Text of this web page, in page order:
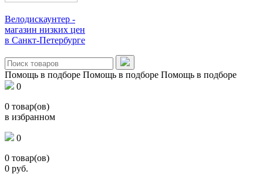
Велодискаунтер -
магазин низких цен
в Санкт-Петербурге
Помощь в подборе Помощь в подборе Помощь в подборе
0
0 товар(ов)
в избранном
0
0 товар(ов)
0 руб.